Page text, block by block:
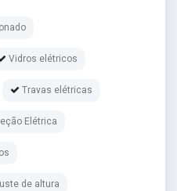
Vidros elétricos
Travas elétricas
Elétrica
de altura